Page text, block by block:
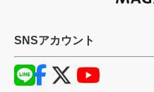
SNSアカウント